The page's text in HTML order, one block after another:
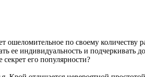
ошеломительное по своему
ее индивидуальность и
его популярности?